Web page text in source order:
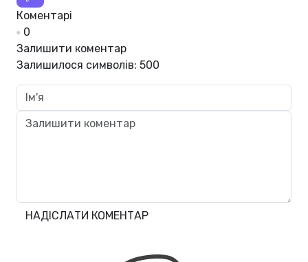
Коментарі
0
Залишити коментар
Залишилося символів: 500
НАДІСЛАТИ КОМЕНТАР